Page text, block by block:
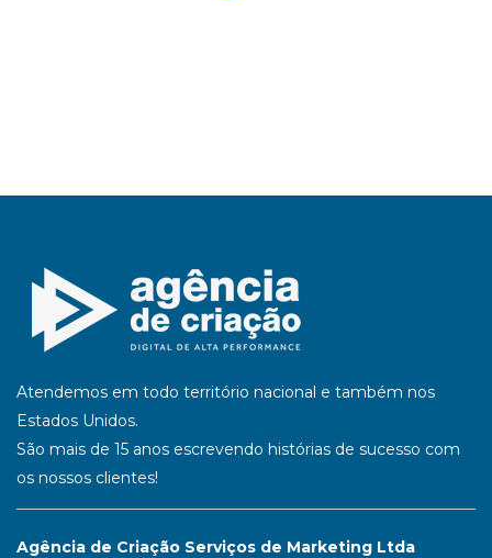
Atendemos em todo território nacional e também nos
Estados Unidos.
São mais de 15 anos escrevendo histórias de sucesso com
os nossos clientes!
Agência de Criação Serviços de Marketing Ltda